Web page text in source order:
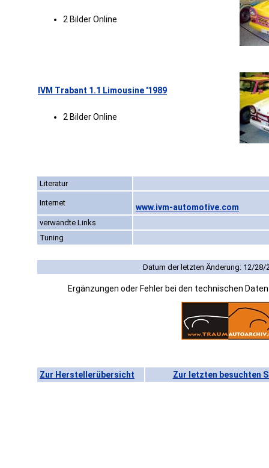
2 Bilder Online
IVM Trabant 1.1 Limousine '1989
2 Bilder Online
Literatur
Internet www.ivm-automotive.com
verwandte Links
Tuning
Datum der letzten Änderung: 12/28/
Ergänzungen oder Fehler bei den technischen
Zur Herstellerübersicht Zur letzten besuchten